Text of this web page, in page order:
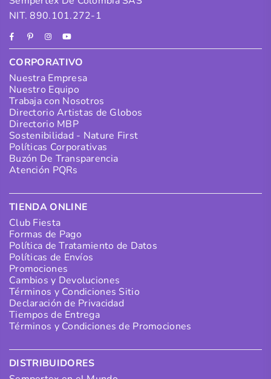
NIT. 890.101.272-1
FacebookPinterestInstagram
YouTube
CORPORATIVO
Nuestra Empresa
Nuestro Equipo
Trabaja con Nosotros
Directorio Artistas de Globos
Directorio MBP
Sostenibilidad - Nature First
Políticas Corporativas
Buzón De Transparencia
Atención PQRs
TIENDA ONLINE
Club Fiesta
Formas de Pago
Política de Tratamiento de Datos
Políticas de Envíos
Promociones
Cambios y Devoluciones
Términos y Condiciones Sitio
Declaración de Privacidad
Tiempos de Entrega
Términos y Condiciones de Promociones
DISTRIBUIDORES